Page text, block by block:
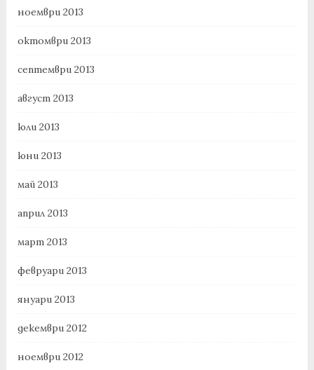
ноември 2013
октомври 2013
септември 2013
август 2013
юли 2013
юни 2013
май 2013
април 2013
март 2013
февруари 2013
януари 2013
декември 2012
ноември 2012